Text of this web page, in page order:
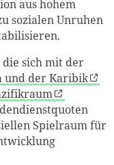
aus hohem
sozialen Unruhen
die sich mit der
und der Karibik
Spielraum für